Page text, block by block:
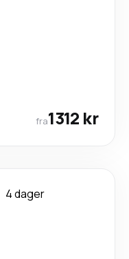
fra1312 kr
4 dager